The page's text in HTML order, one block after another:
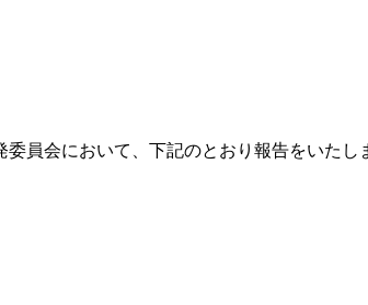
委員会において、下記のとおり報告をいたし